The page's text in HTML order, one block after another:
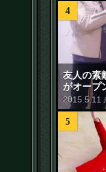
4
友人の素
がオープ
2015 5.11
5